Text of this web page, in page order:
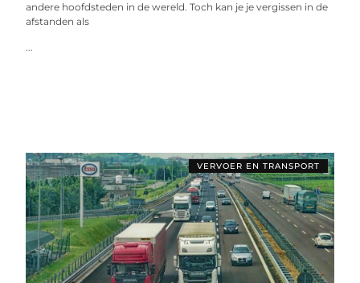
andere hoofdsteden in de wereld. Toch kan je je vergissen in de
afstanden als
...
VERVOER EN TRANSPORT